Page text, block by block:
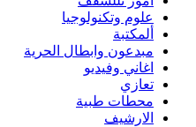
علوم وتكنولوجيا
ألمكتبة
مبدعون وابطال الحرية
اغاني وفيديو
تعازي
محطات طبية
الارشيف